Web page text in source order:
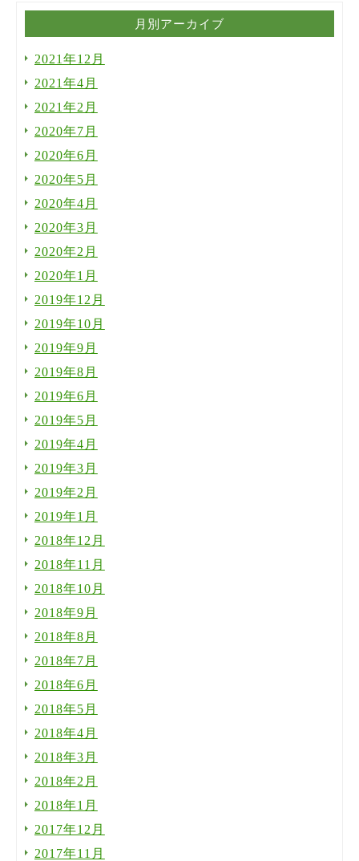
月別アーカイブ
2021年12月
2021年4月
2021年2月
2020年7月
2020年6月
2020年5月
2020年4月
2020年3月
2020年2月
2020年1月
2019年12月
2019年10月
2019年9月
2019年8月
2019年6月
2019年5月
2019年4月
2019年3月
2019年2月
2019年1月
2018年12月
2018年11月
2018年10月
2018年9月
2018年8月
2018年7月
2018年6月
2018年5月
2018年4月
2018年3月
2018年2月
2018年1月
2017年12月
2017年11月